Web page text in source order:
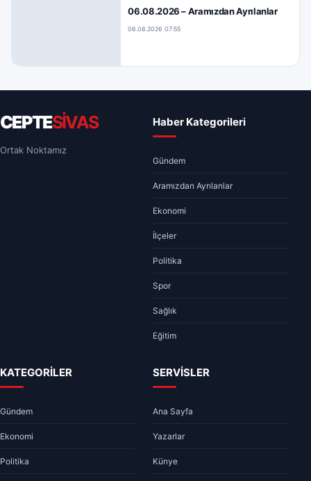
06.08.2026 – Aramızdan Ayrılanlar
06.08.2026 07:55
CEPTESİVAS
Ortak Noktamız
Haber Kategorileri
Gündem
Aramızdan Ayrılanlar
Ekonomi
İlçeler
Politika
Spor
Sağlık
Eğitim
KATEGORİLER
Gündem
Ekonomi
Politika
SERVİSLER
Ana Sayfa
Yazarlar
Künye